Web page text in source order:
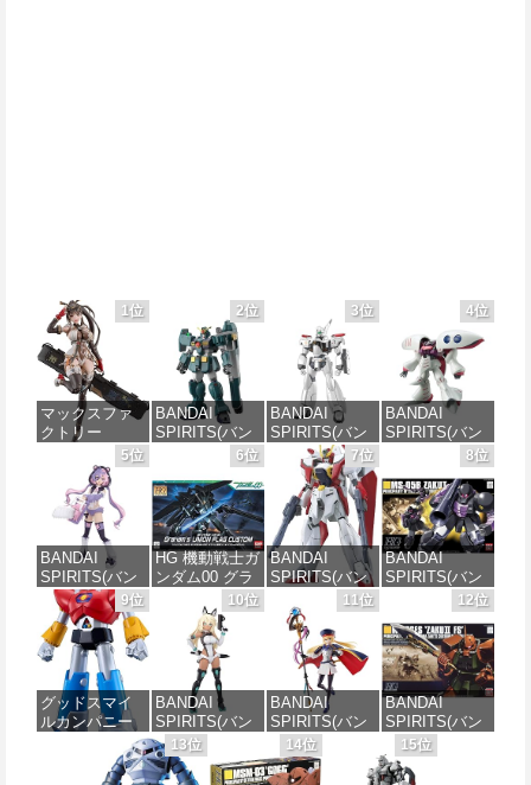
1位
マックスファ
クトリー
MXちゃん 組み
立て式プラモ
デル ノンスケ
ール 全高約
160mm
価格：¥10,094
2位
BANDAI
SPIRITS(バン
ダイ スピリッ
ツ) HG 機動新
世紀ガンダムX
ガンダムレオ
パルド 1/144ス
ケール 色分け
済みプラモデ
ル
価格：¥3,800
3位
BANDAI
SPIRITS(バン
ダイ スピリッ
ツ) 機動警察パ
トレイバー
EZY RG 1/48
AV-98Plus (イ
ングラム・プ
ラス) 色分け済
みプラモデル
価格：¥7,200
4位
BANDAI
SPIRITS(バン
ダイ スピリッ
ツ) HGUC 195
機動戦士Zガン
ダム キュベレ
イ 1/144スケー
ル 色分け済み
プラモデル
価格：¥2,200
5位
BANDAI
SPIRITS(バン
ダイ スピリッ
ツ) 30MS SIS-
J00 メルンジ
ャ[カラーA] 色
分け済みプラ
モデル
価格：¥4,100
6位
HG 機動戦士ガ
ンダム00 グラ
ハム専用ユニ
オンフラッグ
カスタム 1/144
スケール 色分
け済みプラモ
デル
価格：¥1,818
7位
BANDAI
SPIRITS(バン
ダイ スピリッ
ツ) HGAW 機
動新世紀ガン
ダムX ガンダ
ムエアマスタ
ー 1/144スケー
ル 色分け済み
プラモデル
価格：¥3,782
8位
BANDAI
SPIRITS(バン
ダイ スピリッ
ツ) HGUC 機動
戦士ガンダム
ザクI(黒い三連
星仕様) 1/144
スケール 色分
け済みプラモ
デル
価格：¥2,200
9位
グッドスマイ
ルカンパニー
UFO戦士ダイ
MODEROID ダ
10位
BANDAI
SPIRITS(バン
ダイスピリッ
ツ) 30MS SIS-
H00 セスティ
11位
BANDAI
SPIRITS(バン
ダイ スピリッ
ツ) 30MS
Fate/Grand
12位
BANDAI
SPIRITS(バン
ダイ スピリッ
ツ) HGUC
1/144 ザクII
13位 14位 15位